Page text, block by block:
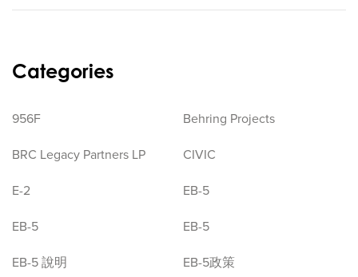
Categories
956F
Behring Projects
BRC Legacy Partners LP
CIVIC
E-2
EB-5
EB-5
EB-5
EB-5 說明
EB-5政策